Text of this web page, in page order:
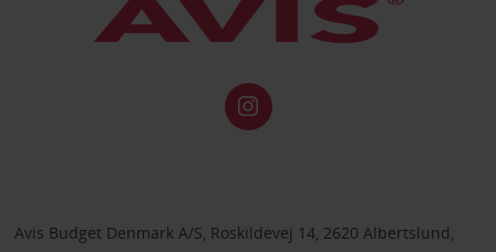
Avis Budget Denmark A/S, Roskildevej 14, 2620 Albertslund,